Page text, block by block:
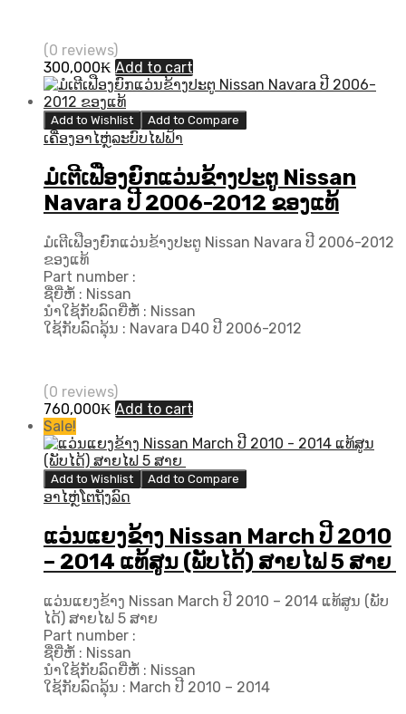
(0 reviews)
300,000₭ Add to cart
Add to Wishlist Add to Compare
ເຄື່ອງອາໄຫຼ່ລະບົບໄຟຟ້າ
ມໍເຕີເຟືອງຍົກແວ່ນຂ້າງປະຕູ Nissan
Navara ປີ 2006-2012 ຂອງແທ້
ມໍເຕີເຟືອງຍົກແວ່ນຂ້າງປະຕູ Nissan Navara ປີ 2006-2012
ຂອງແທ້
Part number :
ຊື່ຍີ່ຫໍ້ : Nissan
ນຳໃຊ້ກັບລົດຍີ່ຫໍ້ : Nissan
ໃຊ້ກັບລົດລຸ້ນ : Navara D40 ປີ 2006-2012
(0 reviews)
760,000₭ Add to cart
Sale!
Add to Wishlist Add to Compare
ອາໄຫຼ່ໂຕຖັງລົດ
ແວ່ນແຍງຂ້າງ Nissan March ປີ 2010
– 2014 ແທ້ສູນ (ພັບໄດ້) ສາຍໄຟ 5 ສາຍ
ແວ່ນແຍງຂ້າງ Nissan March ປີ 2010 – 2014 ແທ້ສູນ (ພັບ
ໄດ້) ສາຍໄຟ 5 ສາຍ
Part number :
ຊື່ຍີ່ຫໍ້ : Nissan
ນຳໃຊ້ກັບລົດຍີ່ຫໍ້ : Nissan
ໃຊ້ກັບລົດລຸ້ນ : March ປີ 2010 – 2014